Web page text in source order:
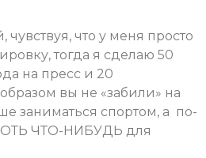
что у меня просто
тогда я сделаю 50
на пресс и 20
вы не «забили» на
заниматься спортом, а по-
ЧТО-НИБУДЬ для